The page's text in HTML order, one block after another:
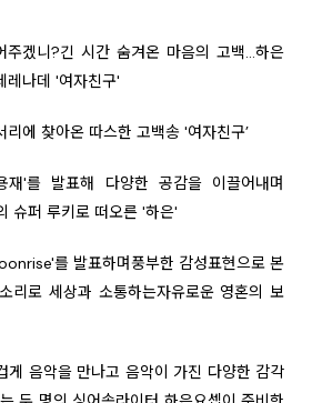
주겠니?긴 시간 숨겨온 마음의 고백...하은
레나데 '여자친구'
리에 찾아온 따스한 고백송 '여자친구’
재'를 발표해 다양한 공감을 이끌어내며
슈퍼 루키로 떠오른 '하은'
를 발표하며풍부한 감성표현으로 본
리로 세상과 소통하는자유로운 영혼의 보
게 음악을 만나고 음악이 가진 다양한 감각